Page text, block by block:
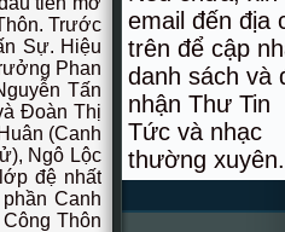
Trước
Sự. Hiệu
Phan
Tấn
Đoàn Thị
(Canh
Ngô Lộc
đệ nhất
Canh
Thôn
email đến địa
trên để cập
danh sách và
nhận Thư Tin
Tức và nhạc
thường xuyên.